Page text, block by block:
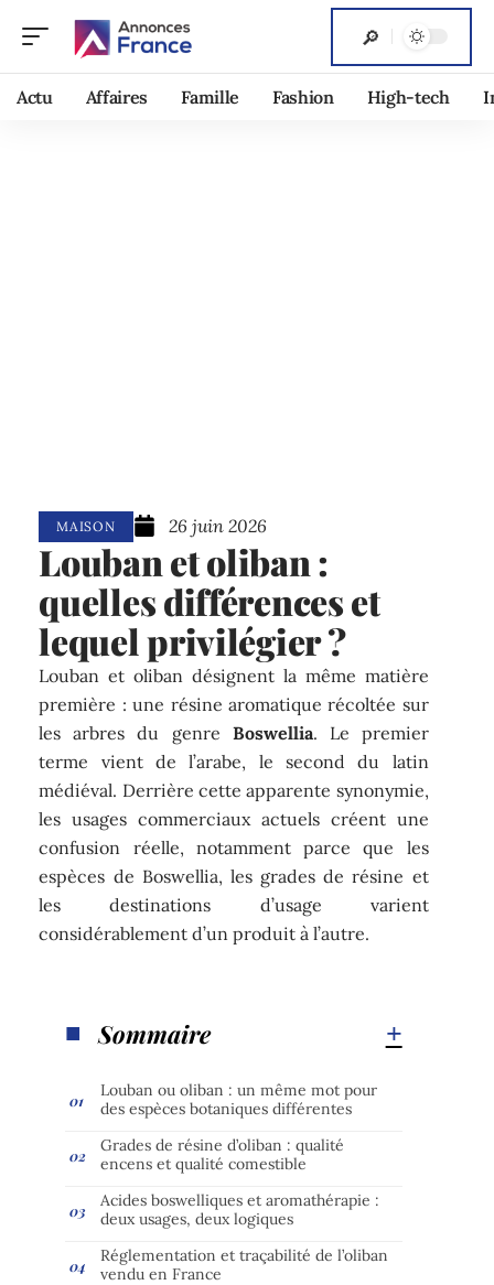
Actu Affaires Famille Fashion High-tech
MAISON 26 juin 2026
Louban et oliban :
quelles différences et
lequel privilégier ?
Louban et oliban désignent la même matière
première : une résine aromatique récoltée sur
les arbres du genre Boswellia. Le premier
terme vient de l’arabe, le second du latin
médiéval. Derrière cette apparente synonymie,
les usages commerciaux actuels créent une
confusion réelle, notamment parce que les
espèces de Boswellia, les grades de résine et
les destinations d’usage varient
considérablement d’un produit à l’autre.
Sommaire
Louban ou oliban : un même mot pour
des espèces botaniques différentes
Grades de résine d’oliban : qualité
encens et qualité comestible
Acides boswelliques et aromathérapie :
deux usages, deux logiques
Réglementation et traçabilité de l’oliban
vendu en France